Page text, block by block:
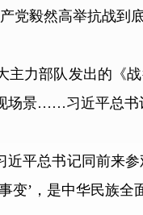
党毅然高举抗战到
力部队发出的《战
场景……习近平总书
总书记同前来参
变’，是中华民族全